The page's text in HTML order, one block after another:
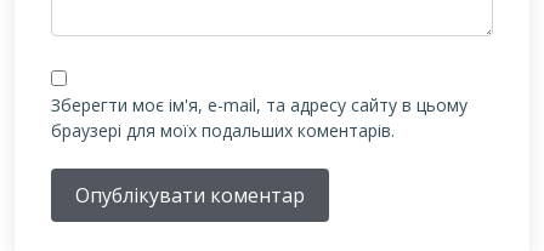
Зберегти моє ім'я, e-mail, та адресу сайту в цьому
браузері для моїх подальших коментарів.
Опублікувати коментар